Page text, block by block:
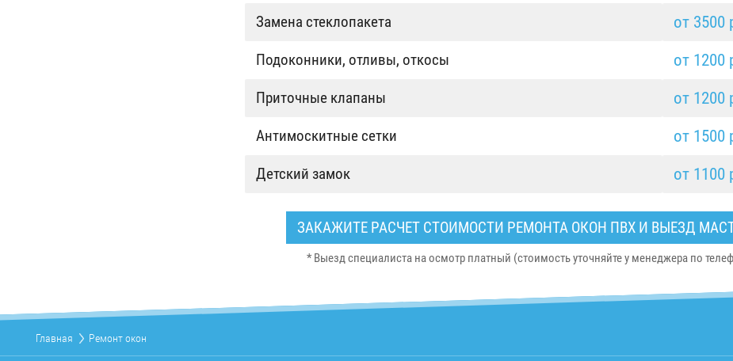
Замена стеклопакета от 3500
Подоконники, отливы, откосы от 1200
Приточные клапаны от 1200
Антимоскитные сетки от 1500
Детский замок от 1100
ЗАКАЖИТЕ РАСЧЕТ СТОИМОСТИ РЕМОНТА ОКОН ПВХ И ВЫЕЗД
* Выезд специалиста на осмотр платный (стоимость уточняйте у менеджера по
Главная Ремонт окон